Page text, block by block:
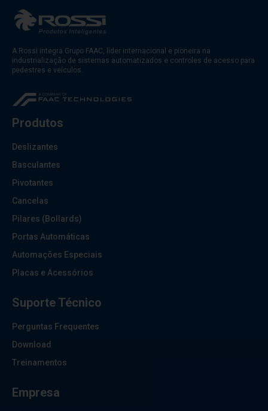
A Rossi integra Grupo FAAC, líder internacional e pioneira na
industrialização de sistemas automatizados e controles de acesso para
pedestres e veículos.
Produtos
Deslizantes
Basculantes
Pivotantes
Cancelas
Pilares (Bollards)
Portas Automáticas
Automações Especiais
Placas e Acessórios
Suporte Técnico
Perguntas Frequentes
Download
Treinamentos
Empresa